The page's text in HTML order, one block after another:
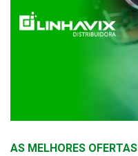
AS MELHORES OFERTAS